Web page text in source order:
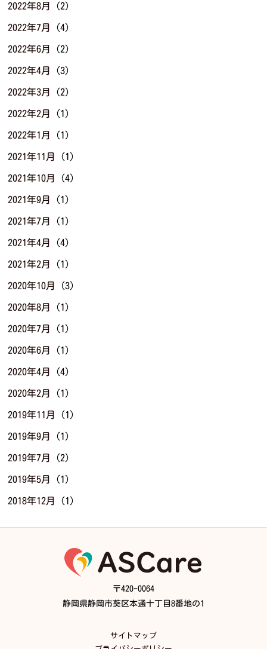
2022年8月 (2)
2022年7月 (4)
2022年6月 (2)
2022年4月 (3)
2022年3月 (2)
2022年2月 (1)
2022年1月 (1)
2021年11月 (1)
2021年10月 (4)
2021年9月 (1)
2021年7月 (1)
2021年4月 (4)
2021年2月 (1)
2020年10月 (3)
2020年8月 (1)
2020年7月 (1)
2020年6月 (1)
2020年4月 (4)
2020年2月 (1)
2019年11月 (1)
2019年9月 (1)
2019年7月 (2)
2019年5月 (1)
2018年12月 (1)
〒420-0064
静岡県静岡市葵区本通十丁目8番地の1
サイトマップ